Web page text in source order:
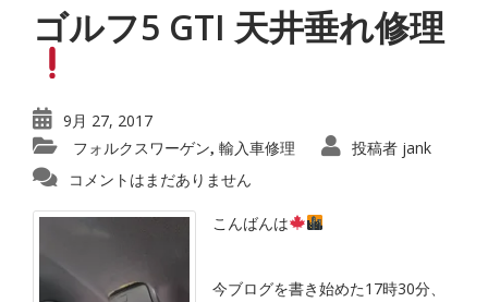
ゴルフ5 GTI 天井垂れ修理
9月 27, 2017
フォルクスワーゲン 輸入車修理 投稿者 jank
コメントはまだありません
こんばんは
今ブログを書き始めた17時30分、